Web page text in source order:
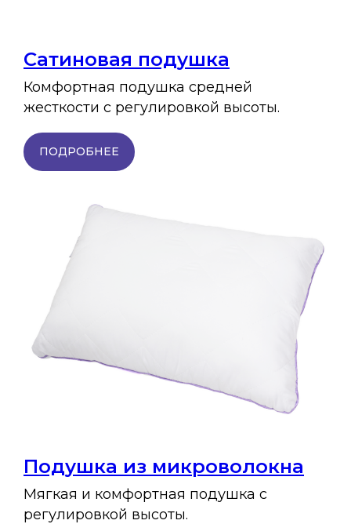
Сатиновая подушка
Комфортная подушка средней
жесткости с регулировкой высоты.
ПОДРОБНЕЕ
Подушка из микроволокна
Мягкая и комфортная подушка с
регулировкой высоты.